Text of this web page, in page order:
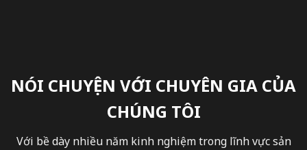
NÓI CHUYỆN VỚI CHUYÊN GIA CỦA
CHÚNG TÔI
Với bề dày nhiều năm kinh nghiệm trong lĩnh vực sản